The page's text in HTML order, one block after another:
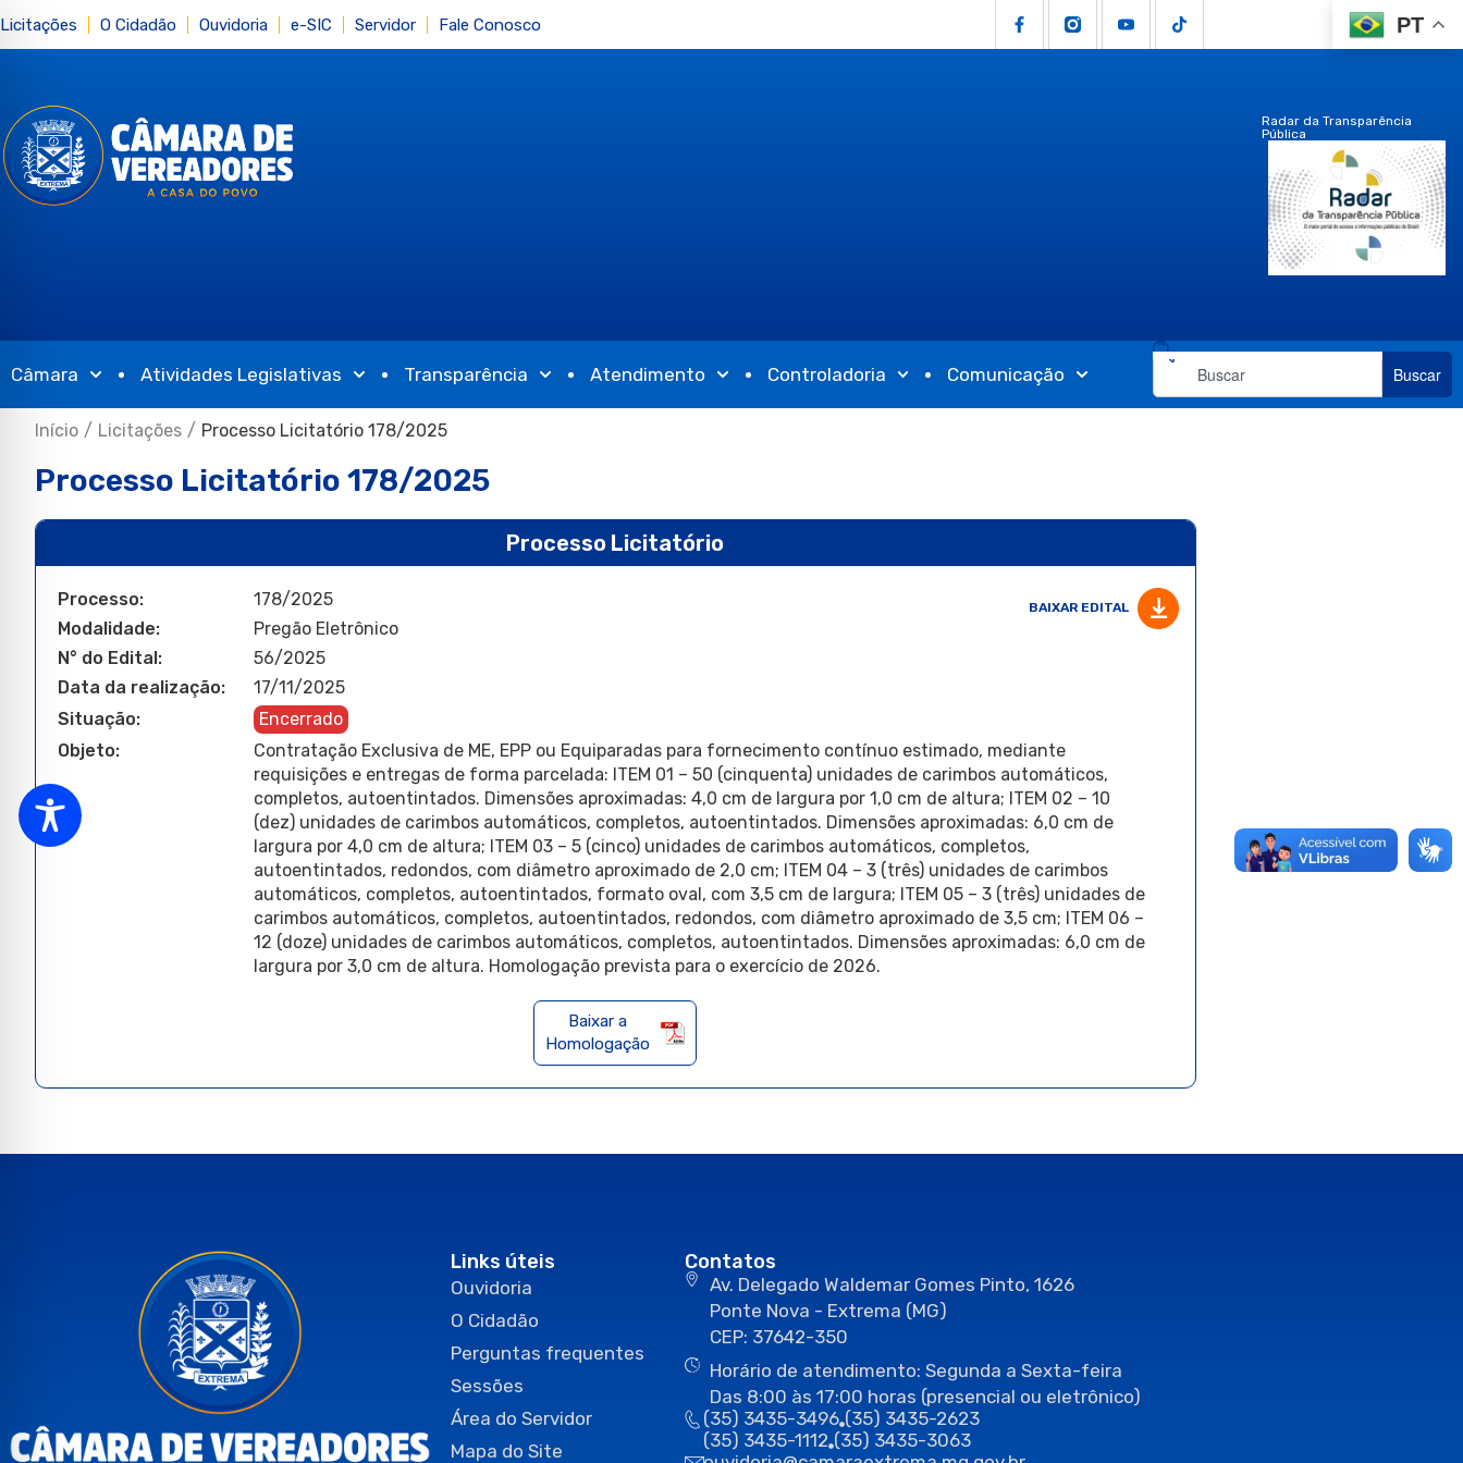
Licitações O Cidadão Ouvidoria e-SIC Servidor Fale Conosco PT
Radar da Transparência
Pública
Câmara Atividades Legislativas Transparência Atendimento Controladoria Comunicação Buscar
Início / Licitações / Processo Licitatório 178/2025
Processo Licitatório 178/2025
Processo Licitatório
Processo:
178/2025
Modalidade:
Pregão Eletrônico
N° do Edital:
56/2025
Data da realização:
17/11/2025
Situação:
Encerrado
Objeto:
Contratação Exclusiva de ME, EPP ou Equiparadas para fornecimento contínuo estimado, mediante
requisições e entregas de forma parcelada: ITEM 01 – 50 (cinquenta) unidades de carimbos automáticos,
completos, autoentintados. Dimensões aproximadas: 4,0 cm de largura por 1,0 cm de altura; ITEM 02 – 10
(dez) unidades de carimbos automáticos, completos, autoentintados. Dimensões aproximadas: 6,0 cm de
largura por 4,0 cm de altura; ITEM 03 – 5 (cinco) unidades de carimbos automáticos, completos,
autoentintados, redondos, com diâmetro aproximado de 2,0 cm; ITEM 04 – 3 (três) unidades de carimbos
automáticos, completos, autoentintados, formato oval, com 3,5 cm de largura; ITEM 05 – 3 (três) unidades de
carimbos automáticos, completos, autoentintados, redondos, com diâmetro aproximado de 3,5 cm; ITEM 06 –
12 (doze) unidades de carimbos automáticos, completos, autoentintados. Dimensões aproximadas: 6,0 cm de
largura por 3,0 cm de altura. Homologação prevista para o exercício de 2026.
BAIXAR EDITAL
Baixar a
Homologação
Links úteis
Ouvidoria
O Cidadão
Perguntas frequentes
Sessões
Área do Servidor
Mapa do Site
Contatos
Av. Delegado Waldemar Gomes Pinto, 1626
Ponte Nova - Extrema (MG)
CEP: 37642-350
Horário de atendimento: Segunda a Sexta-feira
Das 8:00 às 17:00 horas (presencial ou eletrônico)
(35) 3435-3496 (35) 3435-2623
(35) 3435-1112 (35) 3435-3063